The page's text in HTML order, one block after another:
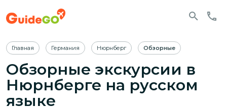
Главная Германия Нюрнберг Обзорные
Обзорные экскурсии в
Нюрнберге на русском
языке